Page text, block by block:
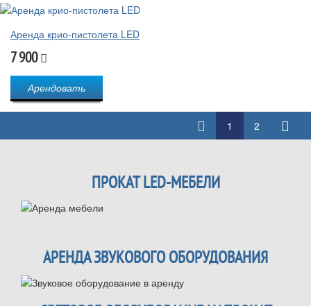
Аренда крио-пистолета LED
7 900
Арендовать
1 2
ПРОКАТ LED-МЕБЕЛИ
АРЕНДА ЗВУКОВОГО ОБОРУДОВАНИЯ